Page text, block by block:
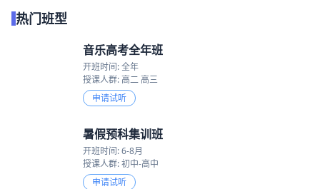
热门班型
音乐高考全年班
开班时间: 全年
授课人群: 高二 高三
申请试听
暑假预科集训班
开班时间: 6-8月
授课人群: 初中-高中
申请试听